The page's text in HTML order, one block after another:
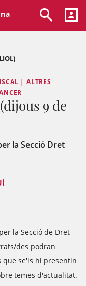
| ALTRES
9 de
la Secció Dret
la Secció de Dret
des podran
que se'ls hi presentin
temes d'actualitat.